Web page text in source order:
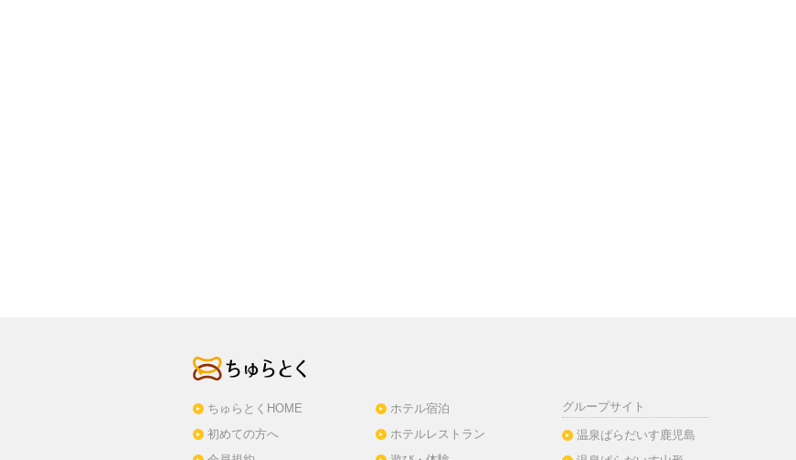
ちゅらとくHOME
初めての方へ
ホテル宿泊
ホテルレストラン
グループサイト
温泉ぱらだいす鹿児島